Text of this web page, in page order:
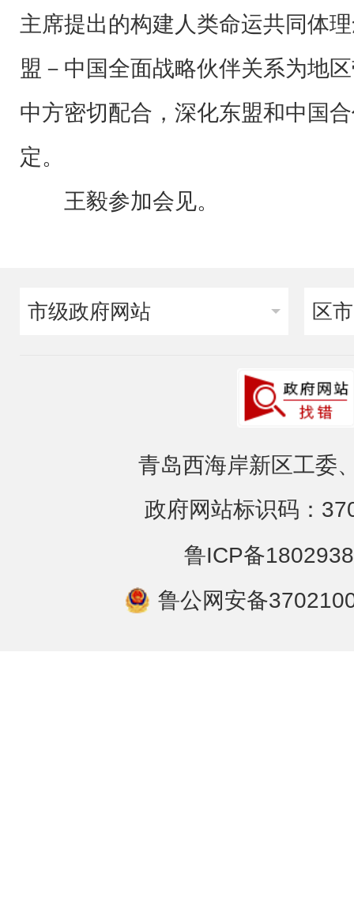
主席提出的构建人类命运共同体
盟－中国全面战略伙伴关系为地
中方密切配合，深化东盟和中国
定。
王毅参加会见。
市级政府网站 区
青岛西海岸新区工委
政府网站标识码：
鲁ICP备
鲁公网安备